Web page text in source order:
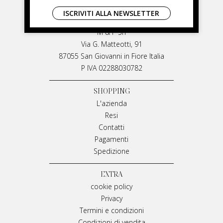
LIVIANA MIRARCHI
M & P Srl
Via G. Matteotti, 91
87055 San Giovanni in Fiore Italia
P IVA 02288030782
SHOPPING
L'azienda
Resi
Contatti
Pagamenti
Spedizione
EXTRA
cookie policy
Privacy
Termini e condizioni
ISCRIVITI ALLA NEWSLETTER